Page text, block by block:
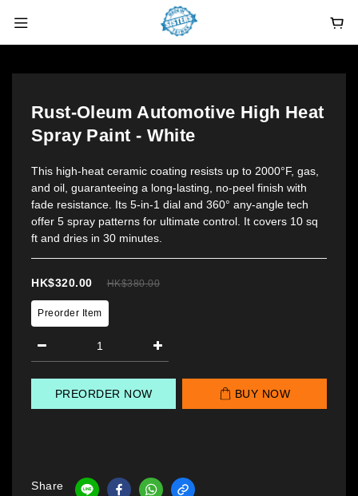
Rust-Oleum Automotive High Heat
Spray Paint - White
This high-heat ceramic coating resists up to 2000°F, gas,
and oil, guaranteeing a long-lasting, no-peel finish with
fade resistance. Its 5-in-1 dial and 360° any-angle tech
offer 5 spray patterns for ultimate control. It covers 10 sq
ft and dries in 30 minutes.
HK$380.00
HK$320.00
Preorder Item
PREORDER NOW BUY NOW
Share